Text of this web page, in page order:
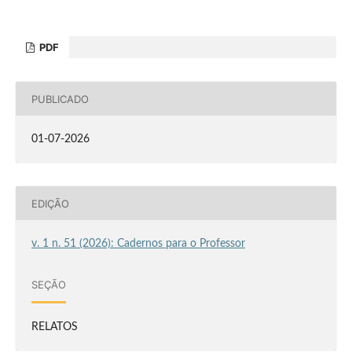
PDF
PUBLICADO
01-07-2026
EDIÇÃO
v. 1 n. 51 (2026): Cadernos para o Professor
SEÇÃO
RELATOS